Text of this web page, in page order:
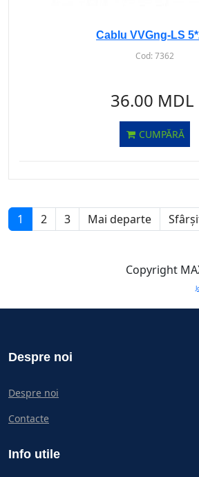
Cablu VVGng-LS
Cod:7362
36.00 MDL
CUMPĂRĂ
1 2 3 Mai departe
Copyright
Despre noi
Despre noi
Contacte
Info utile